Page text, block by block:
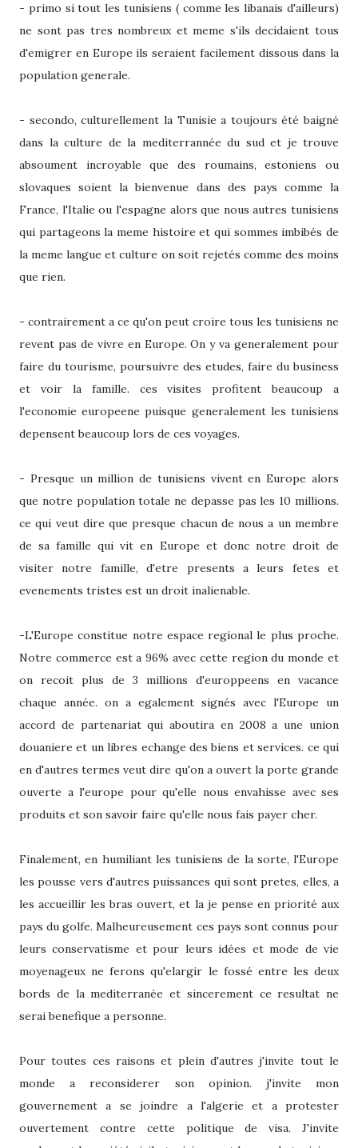
- primo si tout les tunisiens ( comme les libanais d'ailleurs)
ne sont pas tres nombreux et meme s'ils decidaient tous
d'emigrer en Europe ils seraient facilement dissous dans la
population generale.
- secondo, culturellement la Tunisie a toujours été baigné
dans la culture de la mediterrannée du sud et je trouve
absoument incroyable que des roumains, estoniens ou
slovaques soient la bienvenue dans des pays comme la
France, l'Italie ou l'espagne alors que nous autres tunisiens
qui partageons la meme histoire et qui sommes imbibés de
la meme langue et culture on soit rejetés comme des moins
que rien.
- contrairement a ce qu'on peut croire tous les tunisiens ne
revent pas de vivre en Europe. On y va generalement pour
faire du tourisme, poursuivre des etudes, faire du business
et voir la famille. ces visites profitent beaucoup a
l'economie europeene puisque generalement les tunisiens
depensent beaucoup lors de ces voyages.
- Presque un million de tunisiens vivent en Europe alors
que notre population totale ne depasse pas les 10 millions.
ce qui veut dire que presque chacun de nous a un membre
de sa famille qui vit en Europe et donc notre droit de
visiter notre famille, d'etre presents a leurs fetes et
evenements tristes est un droit inalienable.
-L'Europe constitue notre espace regional le plus proche.
Notre commerce est a 96% avec cette region du monde et
on recoit plus de 3 millions d'europpeens en vacance
chaque année. on a egalement signés avec l'Europe un
accord de partenariat qui aboutira en 2008 a une union
douaniere et un libres echange des biens et services. ce qui
en d'autres termes veut dire qu'on a ouvert la porte grande
ouverte a l'europe pour qu'elle nous envahisse avec ses
produits et son savoir faire qu'elle nous fais payer cher.
Finalement, en humiliant les tunisiens de la sorte, l'Europe
les pousse vers d'autres puissances qui sont pretes, elles, a
les accueillir les bras ouvert, et la je pense en priorité aux
pays du golfe. Malheureusement ces pays sont connus pour
leurs conservatisme et pour leurs idées et mode de vie
moyenageux ne ferons qu'elargir le fossé entre les deux
bords de la mediterranée et sincerement ce resultat ne
serai benefique a personne.
Pour toutes ces raisons et plein d'autres j'invite tout le
monde a reconsiderer son opinion. j'invite mon
gouvernement a se joindre a l'algerie et a protester
ouvertement contre cette politique de visa. J'invite